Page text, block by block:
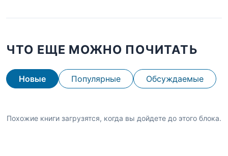
ЧТО ЕЩЕ МОЖНО ПОЧИТАТЬ
Новые Популярные Обсуждаемые
Похожие книги загрузятся, когда вы дойдете до этого блока.